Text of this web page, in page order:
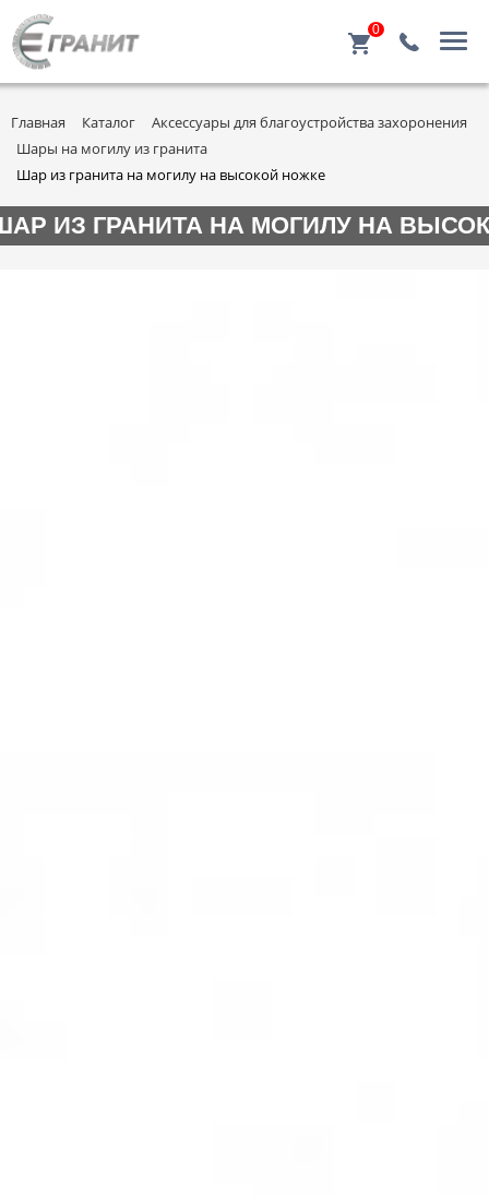
0
Главная Каталог
Аксессуары для благоустройства захоронения
Шары на могилу из гранита
Шар из гранита на могилу на высокой ножке
ИЗ ГРАНИТА НА МОГИЛУ НА